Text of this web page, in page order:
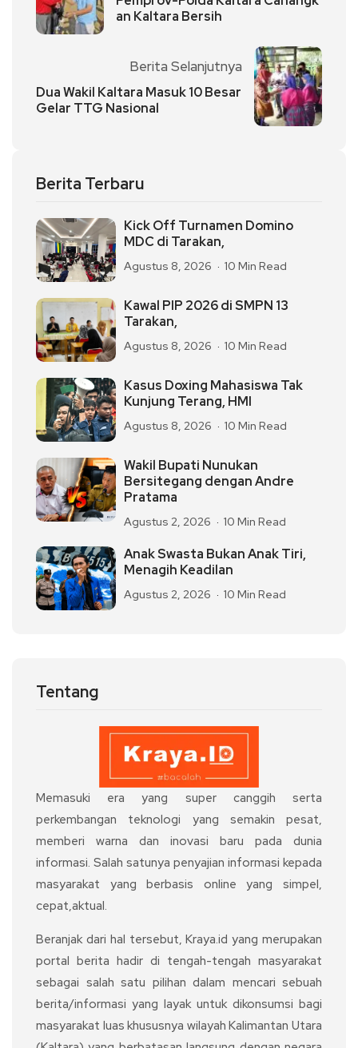
an Kaltara Bersih
Berita Selanjutnya
Dua Wakil Kaltara Masuk 10 Besar
Gelar TTG Nasional
Berita Terbaru
Kick Off Turnamen Domino
MDC di Tarakan,
Agustus 8, 2026 10 Min Read
Kawal PIP 2026 di SMPN 13
Tarakan,
Agustus 8, 2026 10 Min Read
Kasus Doxing Mahasiswa Tak
Kunjung Terang, HMI
Agustus 8, 2026 10 Min Read
Wakil Bupati Nunukan
Bersitegang dengan Andre
Pratama
Agustus 2, 2026 10 Min Read
Anak Swasta Bukan Anak Tiri,
Menagih Keadilan
Agustus 2, 2026 10 Min Read
Tentang
Memasuki era yang super canggih serta
perkembangan teknologi yang semakin pesat,
memberi warna dan inovasi baru pada dunia
informasi. Salah satunya penyajian informasi kepada
masyarakat yang berbasis online yang simpel,
cepat,aktual.
Beranjak dari hal tersebut, Kraya.id yang merupakan
portal berita hadir di tengah-tengah masyarakat
sebagai salah satu pilihan dalam mencari sebuah
berita/informasi yang layak untuk dikonsumsi bagi
masyarakat luas khususnya wilayah Kalimantan Utara